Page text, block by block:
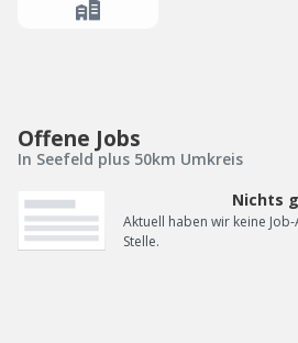
Offene Jobs
In Seefeld plus 50km Umkreis
Nichts
Aktuell haben wir keine
Stelle.